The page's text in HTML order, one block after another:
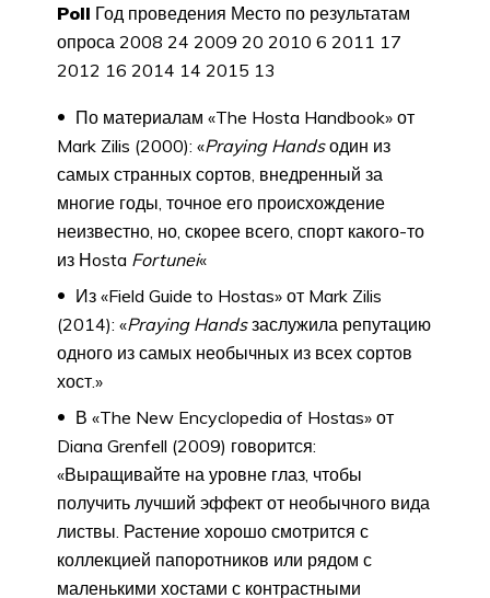
Poll Год проведения Место по результатам
опроса 2008 24 2009 20 2010 6 2011 17
2012 16 2014 14 2015 13
По материалам «The Hosta Handbook» от
Mark Zilis (2000): «Praying Handsодин из
самых странных сортов, внедренный за
многие годы, точное его происхождение
неизвестно, но, скорее всего, спорт какого-то
из Нosta Fortunei«
Из «Field Guide to Hostas» от Mark Zilis
(2014): «Praying Handsзаслужила репутацию
одного из самых необычных из всех сортов
хост.»
В «The New Encyclopedia of Hostas» от
Diana Grenfell (2009) говорится:
«Выращивайте на уровне глаз, чтобы
получить лучший эффект от необычного вида
листвы. Растение хорошо смотрится с
коллекцией папоротников или рядом с
маленькими хостами с контрастными